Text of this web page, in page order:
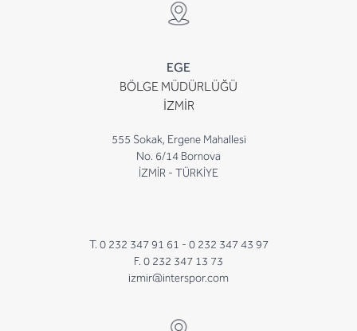
EGE
BÖLGE MÜDÜRLÜĞÜ
İZMİR
555 Sokak, Ergene Mahallesi
No. 6/14 Bornova
İZMİR - TÜRKİYE
T. 0 232 347 91 61 - 0 232 347 43 97
F. 0 232 347 13 73
izmir@interspor.com